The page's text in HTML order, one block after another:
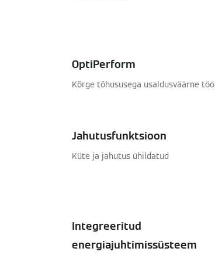
OptiPerform
Kõrge tõhususega usaldusväärne töö
Jahutusfunktsioon
Küte ja jahutus ühildatud
Integreeritud
energiajuhtimissüsteem